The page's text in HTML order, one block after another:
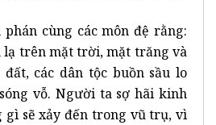
phán cùng các môn đệ rằng:
lạ trên mặt trời, mặt trăng và
các dân tộc buồn sầu lo
vỗ. Người ta sợ hãi kinh
gì sẽ xảy đến trong vũ trụ, vì